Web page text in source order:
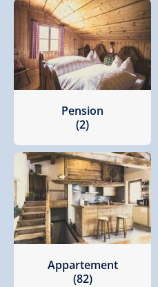
Pension
(2)
Appartement
(82)